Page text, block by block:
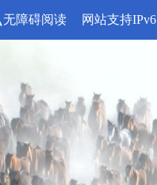
无障碍阅读 网站支持IPv6